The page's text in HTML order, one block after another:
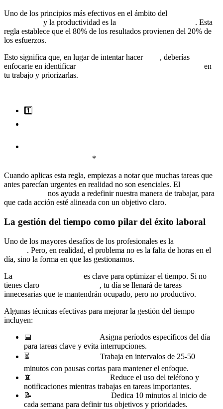
Uno de los principios más efectivos en el ámbito del
y la productividad es la
. Esta
regla establece que el 80% de los resultados provienen del 20% de
los esfuerzos.
Esto significa que, en lugar de intentar hacer
, deberías
enfocarte en identificar
en
tu trabajo y priorizarlas.
1️⃣
*
Cuando aplicas esta regla, empiezas a notar que muchas tareas que
antes parecían urgentes en realidad no son esenciales. El
nos ayuda a redefinir nuestra manera de trabajar, para
que cada acción esté alineada con un objetivo claro.
La gestión del tiempo como pilar del éxito laboral
Uno de los mayores desafíos de los profesionales es la
. Pero, en realidad, el problema no es la falta de horas en el
día, sino la forma en que las gestionamos.
La
es clave para optimizar el tiempo. Si no
tienes claro
, tu día se llenará de tareas
innecesarias que te mantendrán ocupado, pero no productivo.
Algunas técnicas efectivas para mejorar la gestión del tiempo
incluyen:
📅
Asigna períodos específicos del día
para tareas clave y evita interrupciones.
⏳
Trabaja en intervalos de 25-50
minutos con pausas cortas para mantener el enfoque.
📵
Reduce el uso del teléfono y
notificaciones mientras trabajas en tareas importantes.
📝
Dedica 10 minutos al inicio de
cada semana para definir tus objetivos y prioridades.